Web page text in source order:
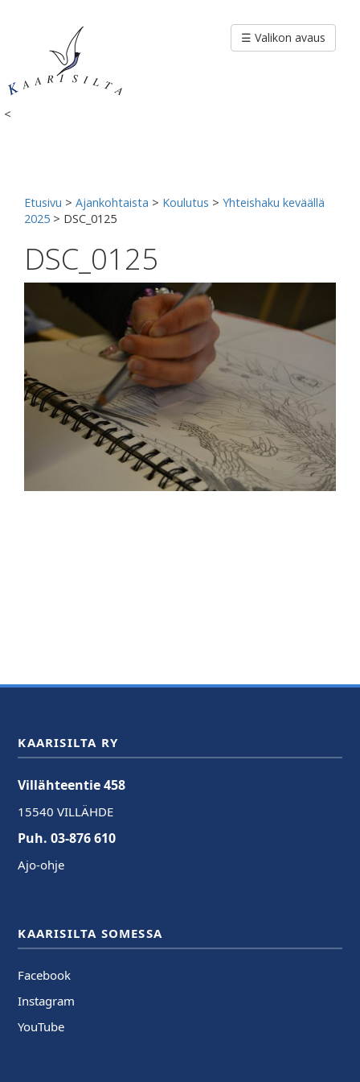
<
☰ Valikon avaus
Etusivu > Ajankohtaista > Koulutus > Yhteishaku keväällä
2025 > DSC_0125
DSC_0125
KAARISILTA RY
Villähteentie 458
15540 VILLÄHDE
Puh. 03-876 610
Ajo-ohje
KAARISILTA SOMESSA
Facebook
Instagram
YouTube